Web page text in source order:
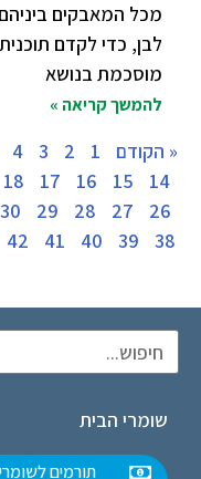
מכל המאבקים
לבן, כדי לקדם
מוסכמת בנושא
להמשך קריאה »
« הקודם 1
2
3
4
14
15
16
17
18
26
27
28
29
30
38
39
40
41
42
שומרי הבית
תורמים לשומרי